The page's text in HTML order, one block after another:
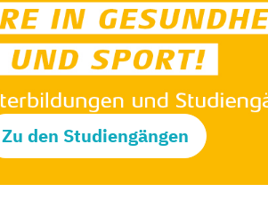
Zu den Studiengängen